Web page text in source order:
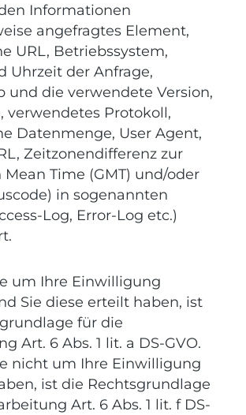
Informationen
angefragtes Element,
URL, Betriebssystem,
Uhrzeit der Anfrage,
und die verwendete Version,
verwendetes Protokoll,
Datenmenge, User Agent,
Zeitzonendifferenz zur
Mean Time (GMT) und/oder
in sogenannten
Log, Error-Log etc.)
um Ihre Einwilligung
Sie diese erteilt haben, ist
für die
Art. 6 Abs. 1 lit. a DS-GVO.
nicht um Ihre Einwilligung
ist die Rechtsgrundlage
Art. 6 Abs. 1 lit. f DS-